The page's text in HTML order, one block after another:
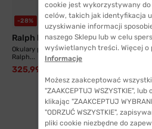
-28% 4 kolory
Ralph by Ralph Lauren
Okulary przeciwsłoneczne Ralph by
Ralph...
325,99 zł
-
cookie jest wykorzystywany
celów, takich jak identyfikacja
uzyskiwanie informacji
naszego Sklepu lub w celu
wyświetlanych treści. Więcej o
Informacje
Możesz zaakceptować
"ZAAKCEPTUJ WSZYSTKIE",
klikając "ZAAKCEPTUJ
"ODRZUĆ WSZYSTKIE",
pliki cookie niezbędne do